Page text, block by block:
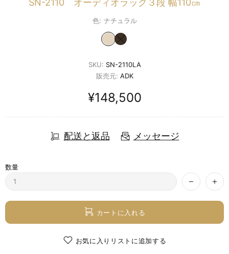
SN-2110 オーディオラック３段 幅110㎝
色: ナチュラル
SKU: SN-2110LA
販売元: ADK
¥148,500
配送と返品 メッセージ
数量
カートに入れる
お気に入りリストに追加する